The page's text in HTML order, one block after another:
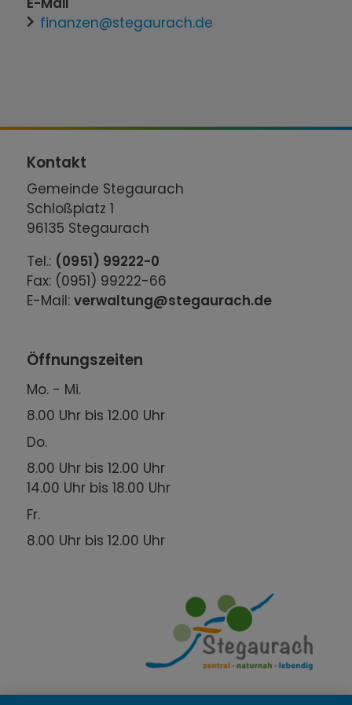
finanzen@stegaurach.de
Kontakt
Gemeinde Stegaurach
Schloßplatz 1
96135 Stegaurach
Tel.: (0951) 99222-0
Fax: (0951) 99222-66
E-Mail:verwaltung@stegaurach.de
Öffnungszeiten
Mo. - Mi.
8.00 Uhr bis 12.00 Uhr
Do.
8.00 Uhr bis 12.00 Uhr
14.00 Uhr bis 18.00 Uhr
Fr.
8.00 Uhr bis 12.00 Uhr